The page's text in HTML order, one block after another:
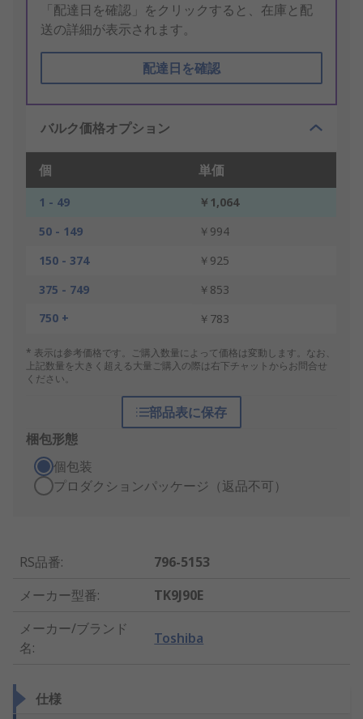
「配達日を確認」をクリックすると、在庫と配
送の詳細が表示されます。
配達日を確認
バルク価格オプション
個 単価
1 - 49
￥1,064
50 - 149
￥994
150 - 374
￥925
375 - 749
￥853
750 +
￥783
* 表示は参考価格です。ご購入数量によって価格は変動します。なお、
上記数量を大きく超える大量ご購入の際は右下チャットからお問合せ
ください。
部品表に保存
梱包形態
個包装
プロダクションパッケージ（返品不可）
RS品番:
796-5153
メーカー型番:
TK9J90E
メーカー/ブランド
名:
Toshiba
仕様